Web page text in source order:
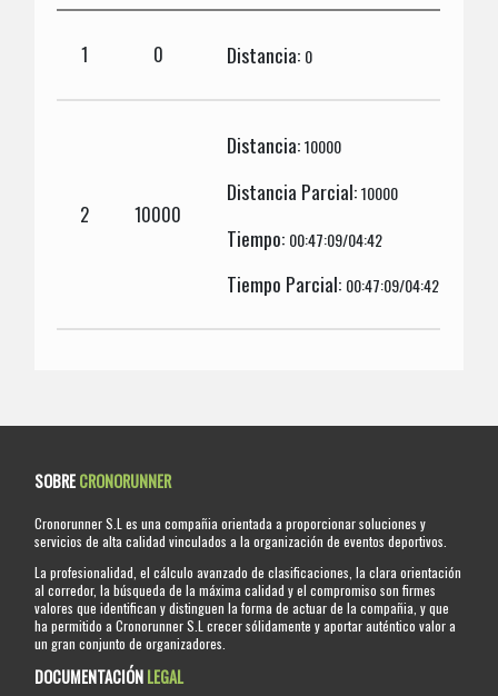
1 0 Distancia: 0
2 10000
Distancia:10000
Distancia Parcial:10000
Tiempo: 00:47:09/04:42
Tiempo Parcial: 00:47:09/04:42
SOBRECRONORUNNER
Cronorunner S.L es una compañia orientada a proporcionar soluciones y
servicios de alta calidad vinculados a la organización de eventos deportivos.
La profesionalidad, el cálculo avanzado de clasificaciones, la clara orientación
al corredor, la búsqueda de la máxima calidad y el compromiso son firmes
valores que identifican y distinguen la forma de actuar de la compañia, y que
ha permitido a Cronorunner S.L crecer sólidamente y aportar auténtico valor a
un gran conjunto de organizadores.
DOCUMENTACIÓNLEGAL